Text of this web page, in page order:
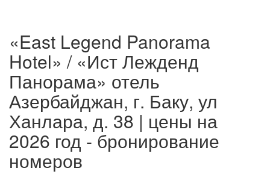
«East Legend Panorama
Hotel» / «Ист Лежденд
Панорама» отель
Азербайджан, г. Баку, ул
Ханлара, д. 38 | цены на
2026 год - бронирование
номеров